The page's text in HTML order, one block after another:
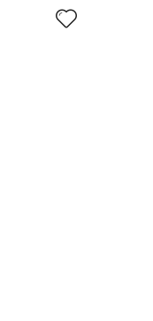
nhiều ưu đãi hấp dẫn như
hỗ trợ khách hàng 24/7.